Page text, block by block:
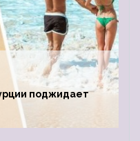
поджидает